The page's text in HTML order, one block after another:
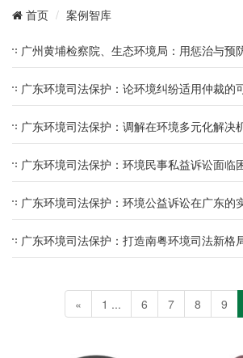
首页 案例智库
广东环境司法保护：环境公益诉讼在广东的
广东环境司法保护：打造南粤环境司法新格
« 1 ... 6 7 8 9